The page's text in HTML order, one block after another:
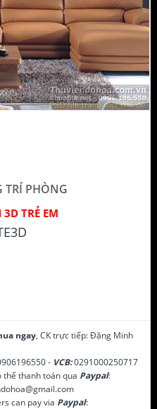
TRÍ PHÒNG
TRẺ EM
ngay, CK trực tiếp: Đặng Minh
- VCB:0291000250717
thể thanh toán qua Paypal:
can pay via Paypal: